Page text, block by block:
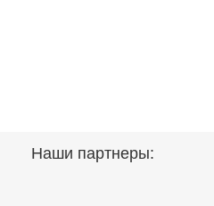
Наши партнеры: